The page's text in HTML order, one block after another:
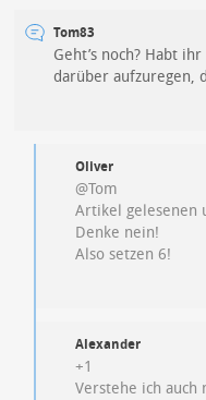
Tom83
Geht’s noch? Habt
darüber aufzuregen,
Oliver
@Tom
Artikel gelesenen
Denke nein!
Also setzen 6!
Alexander
+1
Verstehe ich